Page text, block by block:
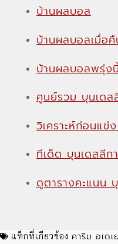
บ้านผลบอล
บ้านผลบอลเมื่อ
บ้านผลบอลพรุ่ง
ศูนย์รวม บุนเดส
วิเคราะห์ก่อนแข่
ทีเด็ด บุนเดสลีก
ดูตารางคะแนน
แท็กที่เกียวข้อง คาริม อเดเ